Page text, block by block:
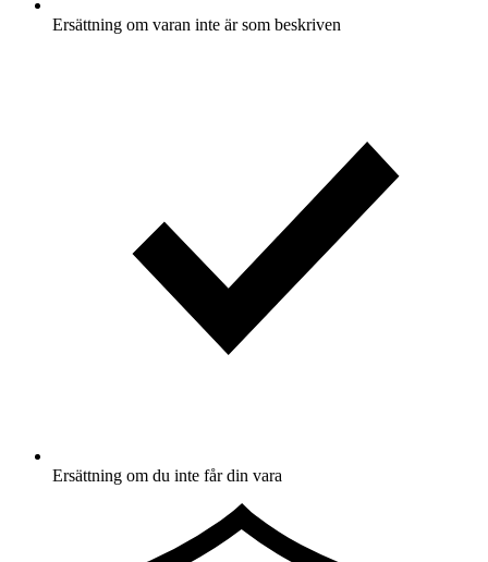
Ersättning om varan inte är som beskriven
Ersättning om du inte får din vara